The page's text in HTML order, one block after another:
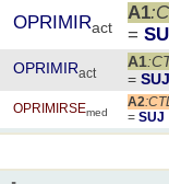
OPRIMIRact
A1
=
OPRIMIRact
A1
=
OPRIMIRSEmed
A2
= SUJ